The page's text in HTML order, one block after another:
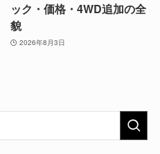
ック・価格・4WD追加の全
貌
2026年8月3日